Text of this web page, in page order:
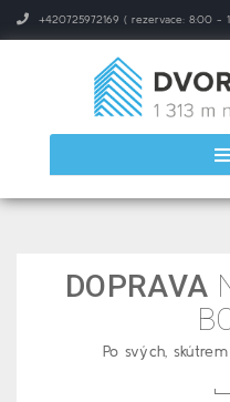
+420725972169 ( rezervace: 8:00 -
DOPRAVA
Po svých,